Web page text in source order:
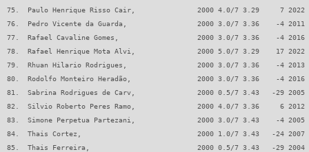
75.  Paulo Henrique Risso Cair,               2000 4.0/7 3.29     7 2022
76.  Pedro Vicente da Guarda,                 2000 3.0/7 3.36    -4 2011
77.  Rafael Cavaline Gomes,                   2000 3.0/7 3.36    -4 2016
78.  Rafael Henrique Mota Alvi,               2000 5.0/7 3.29    17 2022
79.  Rhuan Hilario Rodrigues,                 2000 3.0/7 3.36    -4 2013
80.  Rodolfo Monteiro Heradão,                2000 3.0/7 3.36    -4 2016
81.  Sabrina Rodrigues de Carv,               2000 0.5/7 3.43   -29 2005
82.  Silvio Roberto Peres Ramo,               2000 4.0/7 3.36     6 2012
83.  Simone Perpetua Partezani,               2000 3.0/7 3.43    -4 2005
84.  Thais Cortez,                            2000 1.0/7 3.43   -24 2007
85.  Thais Ferreira,                          2000 0.5/7 3.43   -29 2004